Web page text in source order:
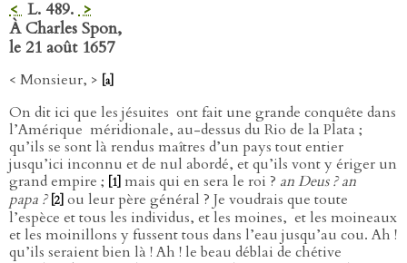
< L. 489. >
À Charles Spon,
le 21 août 1657
< Monsieur, > [a]
On dit ici que les jésuites ont fait une grande conquête dans
l’Amérique méridionale, au-dessus du Rio de la Plata ;
qu’ils se sont là rendus maîtres d’un pays tout entier
jusqu’ici inconnu et de nul abordé, et qu’ils vont y ériger un
grand empire ;
[1] mais qui en sera le roi ? an Deus ? an
papa ? [2] ou leur père général ? Je voudrais que toute
l’espèce et tous les individus, et les moines, et les moineaux
et les moinillons y fussent tous dans l’eau jusqu’au cou. Ah !
qu’ils seraient bien là ! Ah ! le beau déblai de chétive